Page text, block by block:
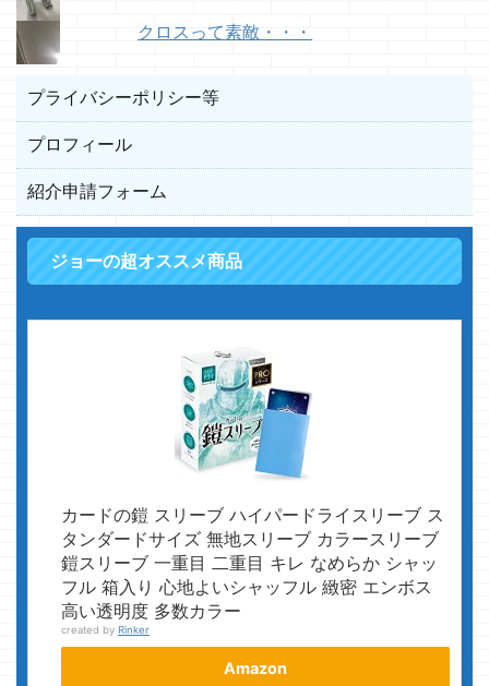
クロスって素敵・・・
プライバシーポリシー等
プロフィール
紹介申請フォーム
ジョーの超オススメ商品
カードの鎧 スリーブ ハイパードライスリーブ ス
タンダードサイズ 無地スリーブ カラースリーブ
鎧スリーブ 一重目 二重目 キレ なめらか シャッ
フル 箱入り 心地よいシャッフル 緻密 エンボス
高い透明度 多数カラー
created by Rinker
Amazon